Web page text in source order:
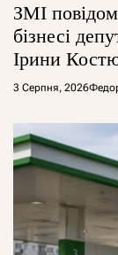
ЗМІ
бізнесі
Ірини
арештувати
3 Серпня, 2026